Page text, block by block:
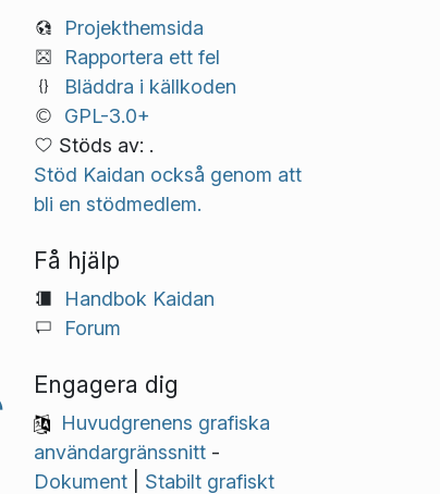
Projekthemsida
Rapportera ett fel
Bläddra i källkoden
GPL-3.0+
Stöds av: .
Stöd Kaidan också genom att
bli en stödmedlem.
Få hjälp
Handbok Kaidan
Forum
Engagera dig
Huvudgrenens grafiska
användargränssnitt-
Dokument| Stabilt grafiskt